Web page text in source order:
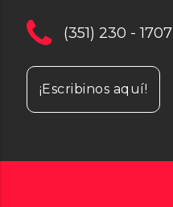
(351) 230 - 1707
¡Escribinos aquí!